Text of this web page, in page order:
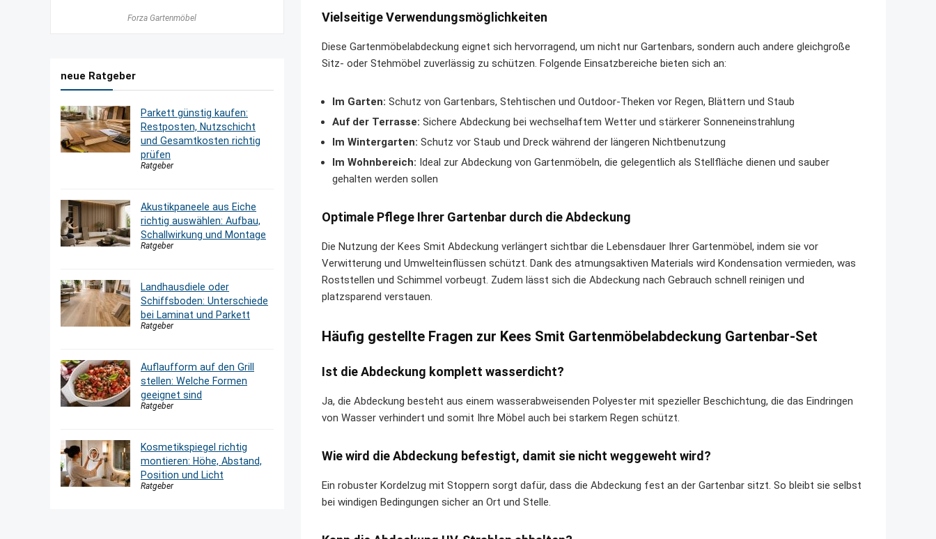
Vielseitige Verwendungsmöglichkeiten
Diese Gartenmöbelabdeckung eignet sich hervorragend, um nicht nur Gartenbars, sondern auch andere gleichgroße
Sitz- oder Stehmöbel zuverlässig zu schützen. Folgende Einsatzbereiche bieten sich an:
Im Garten: Schutz von Gartenbars, Stehtischen und Outdoor-Theken vor Regen, Blättern und Staub
Auf der Terrasse: Sichere Abdeckung bei wechselhaftem Wetter und stärkerer Sonneneinstrahlung
Im Wintergarten: Schutz vor Staub und Dreck während der längeren Nichtbenutzung
Im Wohnbereich: Ideal zur Abdeckung von Gartenmöbeln, die gelegentlich als Stellfläche dienen und sauber
gehalten werden sollen
Optimale Pflege Ihrer Gartenbar durch die Abdeckung
Die Nutzung der Kees Smit Abdeckung verlängert sichtbar die Lebensdauer Ihrer Gartenmöbel, indem sie vor
Verwitterung und Umwelteinflüssen schützt. Dank des atmungsaktiven Materials wird Kondensation vermieden, was
Roststellen und Schimmel vorbeugt. Zudem lässt sich die Abdeckung nach Gebrauch schnell reinigen und
platzsparend verstauen.
Häufig gestellte Fragen zur Kees Smit Gartenmöbelabdeckung Gartenbar-Set
Ist die Abdeckung komplett wasserdicht?
Ja, die Abdeckung besteht aus einem wasserabweisenden Polyester mit spezieller Beschichtung, die das Eindringen
von Wasser verhindert und somit Ihre Möbel auch bei starkem Regen schützt.
Wie wird die Abdeckung befestigt, damit sie nicht weggeweht wird?
Ein robuster Kordelzug mit Stoppern sorgt dafür, dass die Abdeckung fest an der Gartenbar sitzt. So bleibt sie selbst
bei windigen Bedingungen sicher an Ort und Stelle.
Forza Gartenmöbel
neue Ratgeber
Parkett günstig kaufen:
Restposten, Nutzschicht
und Gesamtkosten richtig
prüfen
Ratgeber
Akustikpaneele aus Eiche
richtig auswählen: Aufbau,
Schallwirkung und Montage
Ratgeber
Landhausdiele oder
Schiffsboden: Unterschiede
bei Laminat und Parkett
Ratgeber
Auflaufform auf den Grill
stellen: Welche Formen
geeignet sind
Ratgeber
Kosmetikspiegel richtig
montieren: Höhe, Abstand,
Position und Licht
Ratgeber